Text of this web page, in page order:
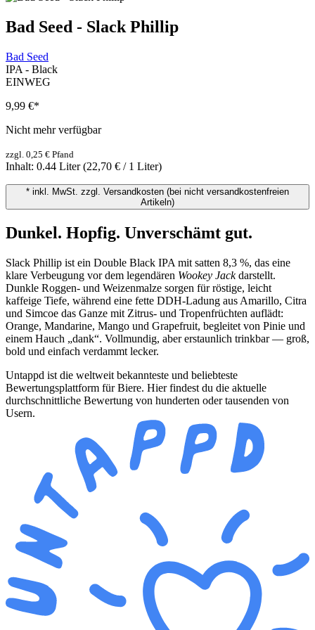
Bad Seed - Slack Phillip
Bad Seed
IPA - Black
EINWEG
9,99 €*
Nicht mehr verfügbar
zzgl. 0,25 € Pfand
Inhalt: 0.44 Liter(22,70 € / 1 Liter)
* inkl. MwSt. zzgl. Versandkosten (bei nicht versandkostenfreien
Artikeln)
Dunkel. Hopfig. Unverschämt gut.
Slack Phillip ist ein Double Black IPA mit satten 8,3 %, das eine
klare Verbeugung vor dem legendären Wookey Jackdarstellt.
Dunkle Roggen- und Weizenmalze sorgen für röstige, leicht
kaffeige Tiefe, während eine fette DDH-Ladung aus Amarillo, Citra
und Simcoe das Ganze mit Zitrus- und Tropenfrüchten auflädt:
Orange, Mandarine, Mango und Grapefruit, begleitet von Pinie und
einem Hauch „dank“. Vollmundig, aber erstaunlich trinkbar — groß,
bold und einfach verdammt lecker.
Untappd ist die weltweit bekannteste und beliebteste
Bewertungsplattform für Biere. Hier findest du die aktuelle
durchschnittliche Bewertung von hunderten oder tausenden von
Usern.